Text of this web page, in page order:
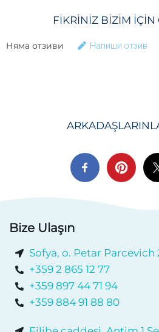
FIKRINIZ BIZIM
Няма отзиви Напиши отзив
Bize Ulaşın
Sofya, o. Petar Parcevich
+359 2 865 12 77
+359 897 44 71 94
+359 884 91 88 80